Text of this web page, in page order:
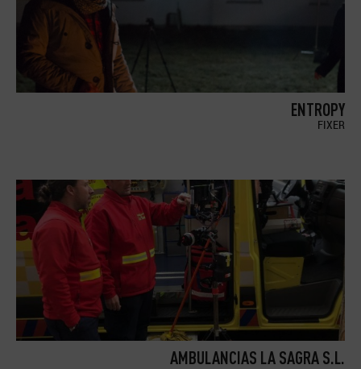
ENTROPY
FIXER
AMBULANCIAS LA SAGRA S.L.